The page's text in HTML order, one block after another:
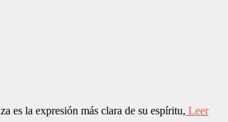
es la expresión más clara de su espíritu, Leer